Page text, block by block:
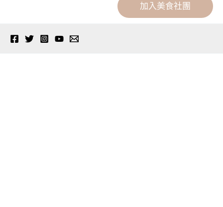
加入美食社團